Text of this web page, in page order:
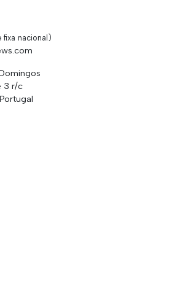
fixa nacional)
3 r/c